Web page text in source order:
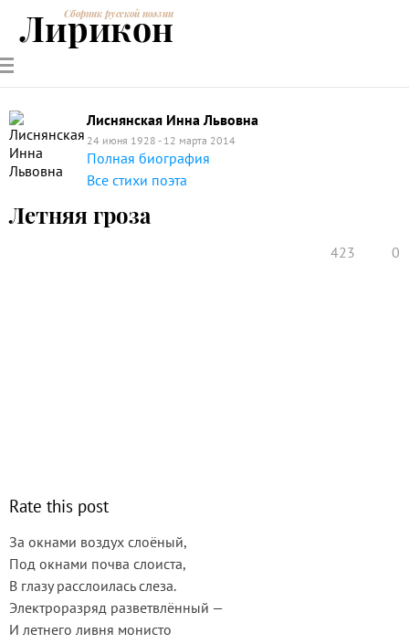
РУССКИЕ
ПОЭТЫ
СОВРЕМЕННИКИЭНЦИКЛОПЕДИЯ
ПОЭЗИИ
Сборник русской поэзии
Лирикон
Лиснянская Инна Львовна
24 июня 1928 - 12 марта 2014
Полная биография
Все стихи поэта
Летняя гроза
423 0
Rate this post
За окнами воздух слоёный,
Под окнами почва слоиста,
В глазу расслоилась слеза.
Электроразряд разветвлённый —
И летнего ливня монисто